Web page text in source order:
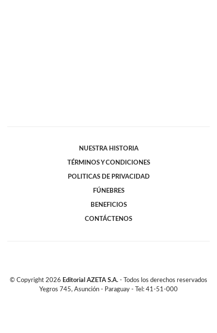
NUESTRA HISTORIA
TÉRMINOS Y CONDICIONES
POLITICAS DE PRIVACIDAD
FÚNEBRES
BENEFICIOS
CONTÁCTENOS
© Copyright 2026 Editorial AZETA S.A. - Todos los derechos reservados
Yegros 745, Asunción - Paraguay - Tel: 41-51-000